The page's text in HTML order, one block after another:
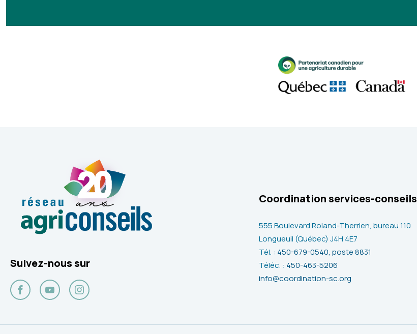
Suivez-nous sur
FacebookYouTubeInstagram
Coordination services-conseils
555 Boulevard Roland-Therrien, bureau 110
Longueuil (Québec) J4H 4E7
Tél. : 450-679-0540, poste 8831
Téléc. : 450-463-5206
info@coordination-sc.org